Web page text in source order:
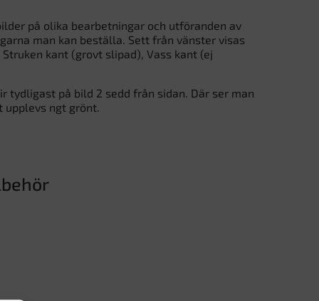
på olika bearbetningar och utföranden av
man kan beställa. Sett från vänster visas
Struken kant (grovt slipad), Vass kant (ej
på bild 2 sedd från sidan. Där ser man
ngt grönt.